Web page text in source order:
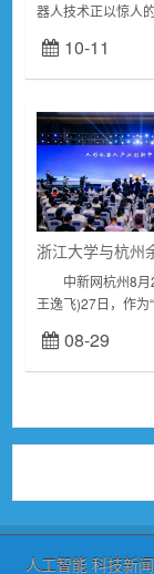
器人技术正以惊人
机器人云台作为机
关键组成部分，其
10-11
中新网杭州8月
王逸飞)27日，作为
产业高质量发展大
地与浙江大学共同
08-29
人工智能 科技新闻